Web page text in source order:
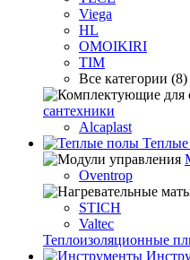
Viega
HL
OMOIKIRI
TIM
Все категории (8)
сантехники
Alcaplast
Oventrop
STICH
Valtec
Теплоизоляционные